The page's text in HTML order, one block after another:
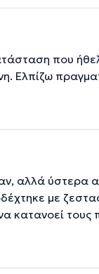
που
Ελπίζω
αλλά ύστερα
με
κατανοεί τους